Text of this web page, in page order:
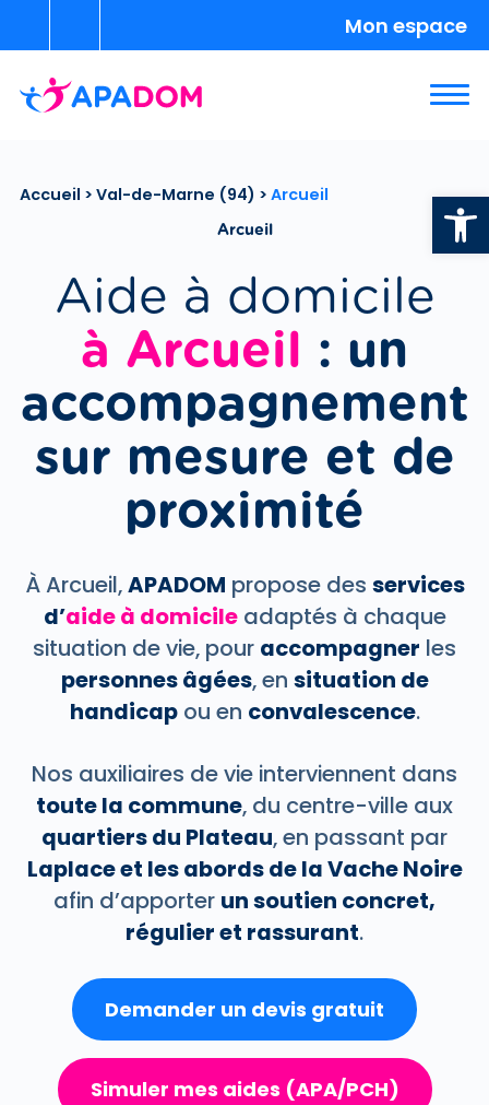
Mon espace
Accueil > Val-de-Marne (94) > Arcueil
Arcueil
Aide à domicile
à Arcueil : un
accompagnement
sur mesure et de
proximité
À Arcueil,APADOM propose des services
d’aide à domicileadaptés à chaque
situation de vie, pour accompagner les
personnes âgées, en situation de
handicapou en convalescence.
Nos auxiliaires de vie interviennent dans
toute la commune, du centre-ville aux
quartiers du Plateau, en passant par
Laplace et les abords de la Vache Noire
afin d’apporter un soutien concret,
régulier et rassurant.
Demander un devis gratuit
Simuler mes aides (APA/PCH)
Ouvrir